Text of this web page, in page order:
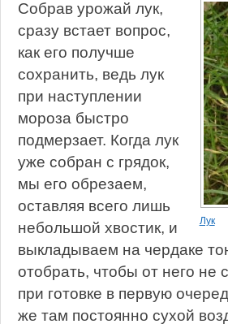
Лук
Собрав урожай лук,
сразу встает вопрос,
как его получше
сохранить, ведь лук
при наступлении
мороза быстро
подмерзает. Когда лук
уже собран с грядок,
мы его обрезаем,
оставляя всего лишь
небольшой хвостик, и
выкладываем на чердаке
отобрать, чтобы от него не
при готовке в первую
же там постоянно сухой